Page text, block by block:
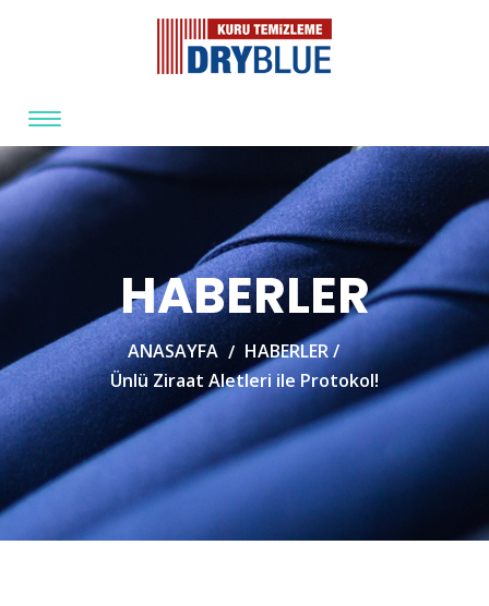
HABERLER
ANASAYFA
HABERLER /
Ünlü Ziraat Aletleri ile Protokol!